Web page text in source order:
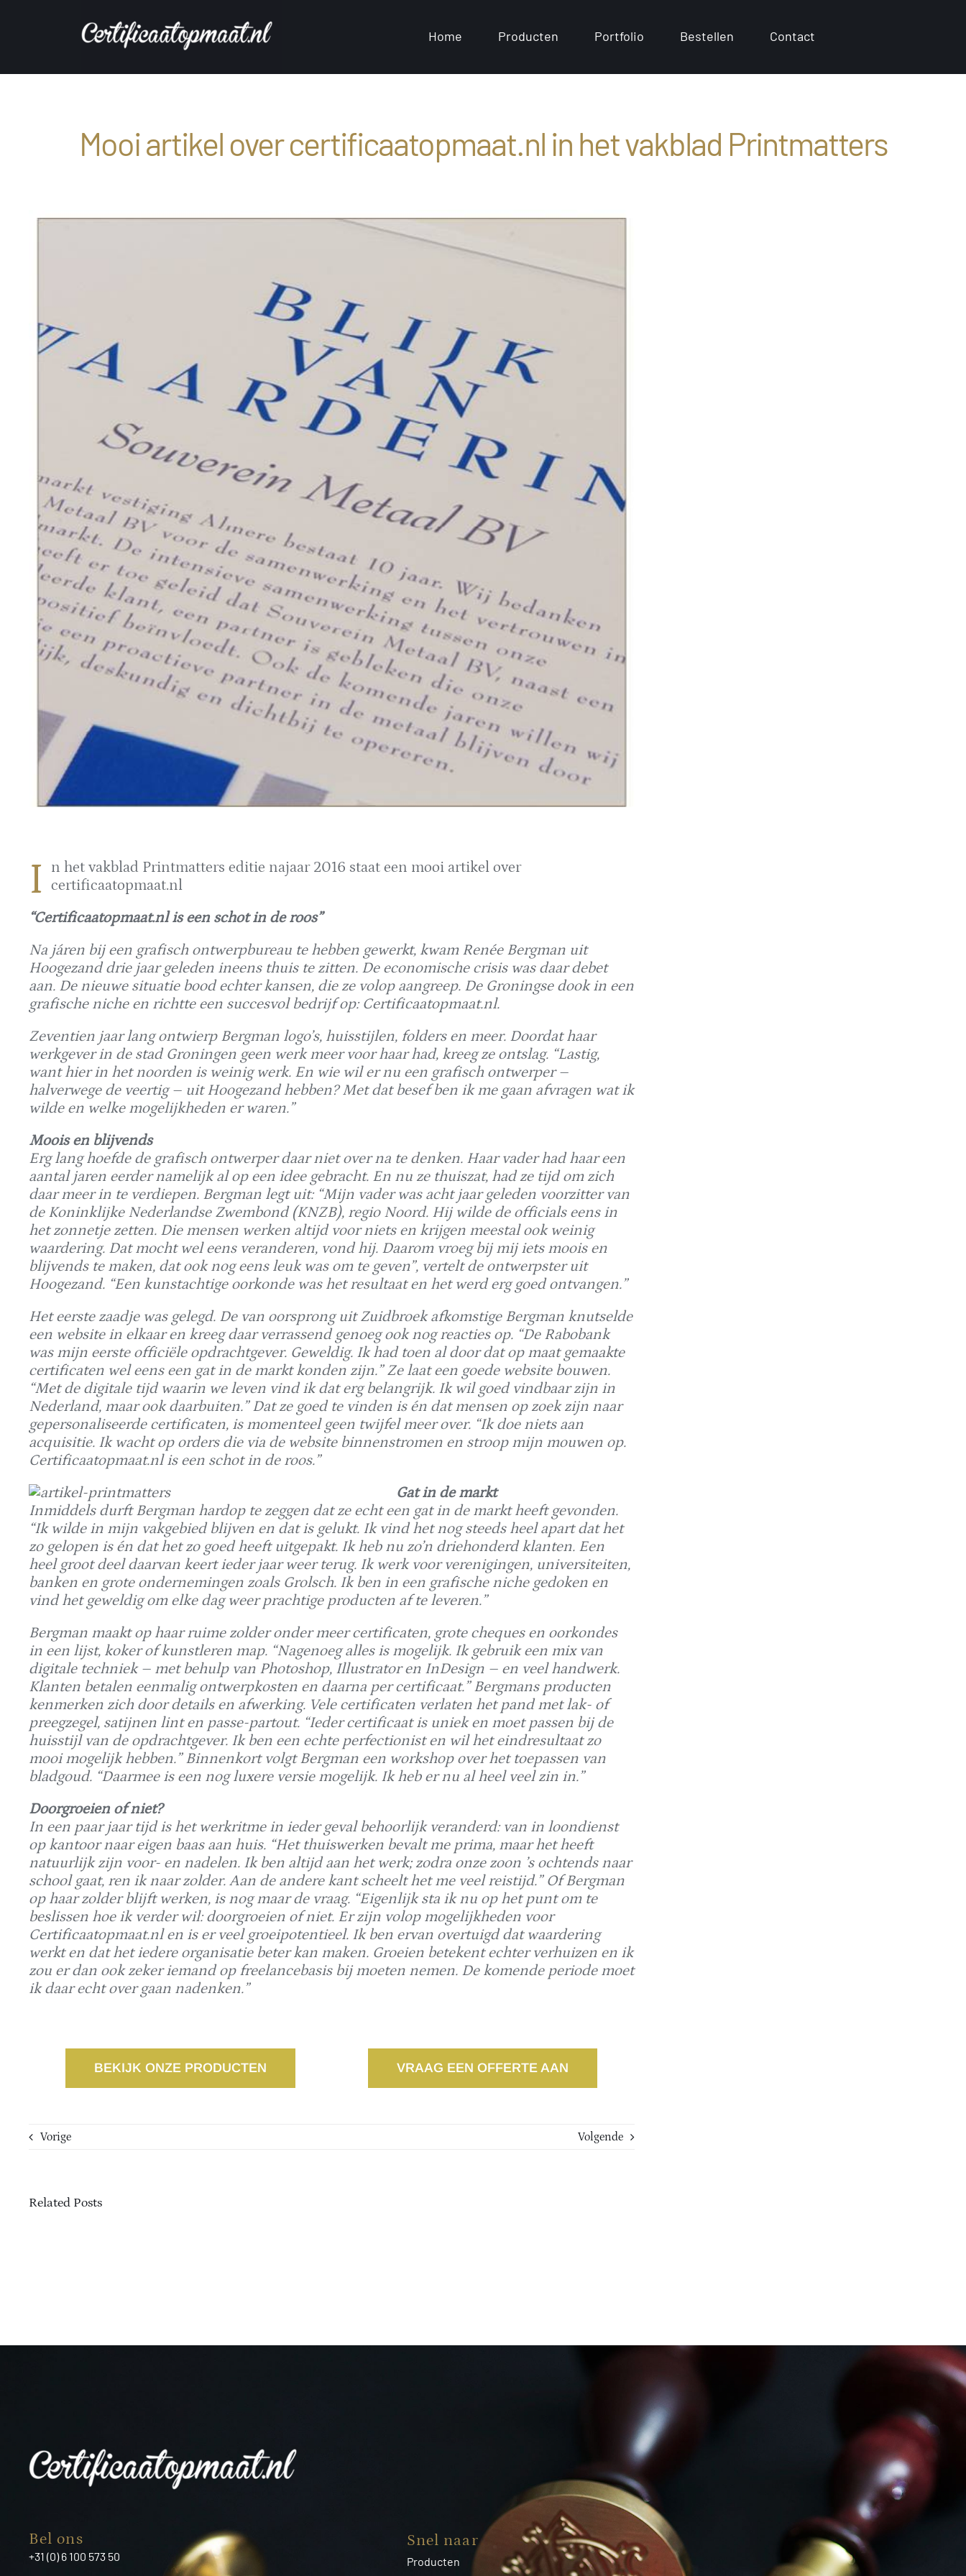
Home Producten Portfolio Bestellen Contact
Mooi artikel over certificaatopmaat.nl in het vakblad Printmatters
I n het vakblad Printmatters editie najaar 2016 staat een mooi artikel over
certificaatopmaat.nl
“Certificaatopmaat.nl is een schot in de roos”
Na járen bij een grafisch ontwerpbureau te hebben gewerkt, kwam Renée Bergman uit
Hoogezand drie jaar geleden ineens thuis te zitten. De economische crisis was daar debet
aan. De nieuwe situatie bood echter kansen, die ze volop aangreep. De Groningse dook in een
grafische niche en richtte een succesvol bedrijf op: Certificaatopmaat.nl.
Zeventien jaar lang ontwierp Bergman logo’s, huisstijlen, folders en meer. Doordat haar
werkgever in de stad Groningen geen werk meer voor haar had, kreeg ze ontslag. “Lastig,
want hier in het noorden is weinig werk. En wie wil er nu een grafisch ontwerper –
halverwege de veertig – uit Hoogezand hebben? Met dat besef ben ik me gaan afvragen wat ik
wilde en welke mogelijkheden er waren.”
Moois en blijvends
Erg lang hoefde de grafisch ontwerper daar niet over na te denken. Haar vader had haar een
aantal jaren eerder namelijk al op een idee gebracht. En nu ze thuiszat, had ze tijd om zich
daar meer in te verdiepen. Bergman legt uit: “Mijn vader was acht jaar geleden voorzitter van
de Koninklijke Nederlandse Zwembond (KNZB), regio Noord. Hij wilde de officials eens in
het zonnetje zetten. Die mensen werken altijd voor niets en krijgen meestal ook weinig
waardering. Dat mocht wel eens veranderen, vond hij. Daarom vroeg bij mij iets moois en
blijvends te maken, dat ook nog eens leuk was om te geven”, vertelt de ontwerpster uit
Hoogezand. “Een kunstachtige oorkonde was het resultaat en het werd erg goed ontvangen.”
Het eerste zaadje was gelegd. De van oorsprong uit Zuidbroek afkomstige Bergman knutselde
een website in elkaar en kreeg daar verrassend genoeg ook nog reacties op. “De Rabobank
was mijn eerste officiële opdrachtgever. Geweldig. Ik had toen al door dat op maat gemaakte
certificaten wel eens een gat in de markt konden zijn.” Ze laat een goede website bouwen.
“Met de digitale tijd waarin we leven vind ik dat erg belangrijk. Ik wil goed vindbaar zijn in
Nederland, maar ook daarbuiten.” Dat ze goed te vinden is én dat mensen op zoek zijn naar
gepersonaliseerde certificaten, is momenteel geen twijfel meer over. “Ik doe niets aan
acquisitie. Ik wacht op orders die via de website binnenstromen en stroop mijn mouwen op.
Certificaatopmaat.nl is een schot in de roos.”
Gat in de markt
Inmiddels durft Bergman hardop te zeggen dat ze echt een gat in de markt heeft gevonden.
“Ik wilde in mijn vakgebied blijven en dat is gelukt. Ik vind het nog steeds heel apart dat het
zo gelopen is én dat het zo goed heeft uitgepakt. Ik heb nu zo’n driehonderd klanten. Een
heel groot deel daarvan keert ieder jaar weer terug. Ik werk voor verenigingen, universiteiten,
banken en grote ondernemingen zoals Grolsch. Ik ben in een grafische niche gedoken en
vind het geweldig om elke dag weer prachtige producten af te leveren.”
Bergman maakt op haar ruime zolder onder meer certificaten, grote cheques en oorkondes
in een lijst, koker of kunstleren map. “Nagenoeg alles is mogelijk. Ik gebruik een mix van
digitale techniek – met behulp van Photoshop, Illustrator en InDesign – en veel handwerk.
Klanten betalen eenmalig ontwerpkosten en daarna per certificaat.” Bergmans producten
kenmerken zich door details en afwerking. Vele certificaten verlaten het pand met lak- of
preegzegel, satijnen lint en passe-partout. “Ieder certificaat is uniek en moet passen bij de
huisstijl van de opdrachtgever. Ik ben een echte perfectionist en wil het eindresultaat zo
mooi mogelijk hebben.” Binnenkort volgt Bergman een workshop over het toepassen van
bladgoud. “Daarmee is een nog luxere versie mogelijk. Ik heb er nu al heel veel zin in.”
Doorgroeien of niet?
In een paar jaar tijd is het werkritme in ieder geval behoorlijk veranderd: van in loondienst
op kantoor naar eigen baas aan huis. “Het thuiswerken bevalt me prima, maar het heeft
natuurlijk zijn voor- en nadelen. Ik ben altijd aan het werk; zodra onze zoon ’s ochtends naar
school gaat, ren ik naar zolder. Aan de andere kant scheelt het me veel reistijd.” Of Bergman
op haar zolder blijft werken, is nog maar de vraag. “Eigenlijk sta ik nu op het punt om te
beslissen hoe ik verder wil: doorgroeien of niet. Er zijn volop mogelijkheden voor
Certificaatopmaat.nl en is er veel groeipotentieel. Ik ben ervan overtuigd dat waardering
werkt en dat het iedere organisatie beter kan maken. Groeien betekent echter verhuizen en ik
zou er dan ook zeker iemand op freelancebasis bij moeten nemen. De komende periode moet
ik daar echt over gaan nadenken.”
BEKIJK ONZE PRODUCTEN VRAAG EEN OFFERTE AAN
Vorige Volgende
Related Posts
Bel ons
+31 (0) 6 100 573 50
Snel naar
Producten